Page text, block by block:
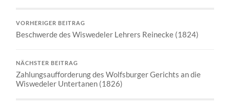
VORHERIGER BEITRAG
Beschwerde des Wiswedeler Lehrers Reinecke (1824)
NÄCHSTER BEITRAG
Zahlungsaufforderung des Wolfsburger Gerichts an die
Wiswedeler Untertanen (1826)